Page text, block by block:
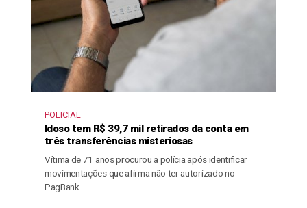
POLICIAL
Idoso tem R$ 39,7 mil retirados da conta em
três transferências misteriosas
Vítima de 71 anos procurou a polícia após identificar
movimentações que afirma não ter autorizado no
PagBank